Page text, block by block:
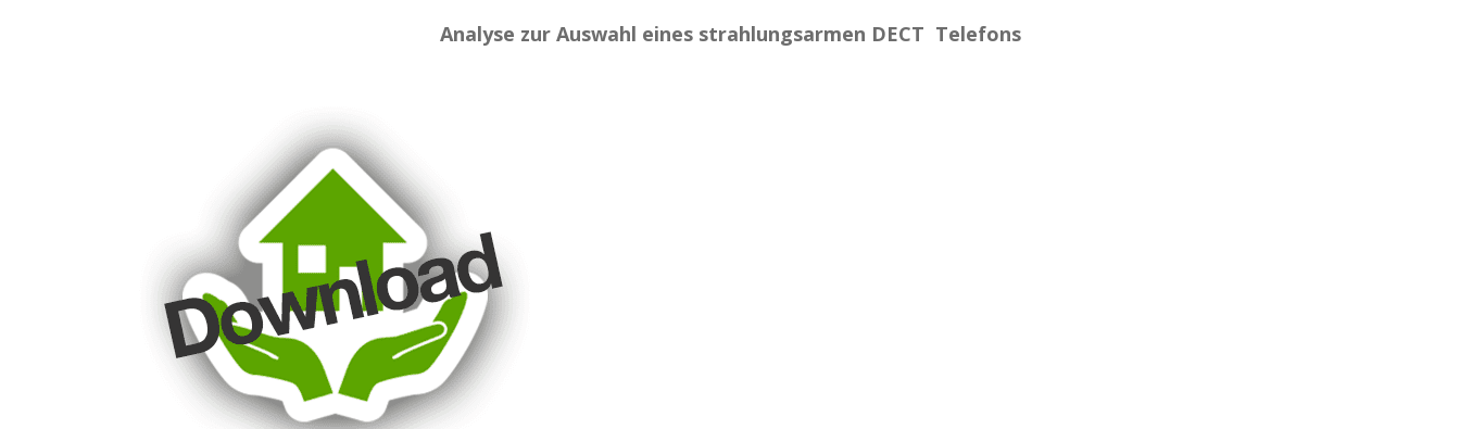
Analyse zur Auswahl eines strahlungsarmen DECT Telefons